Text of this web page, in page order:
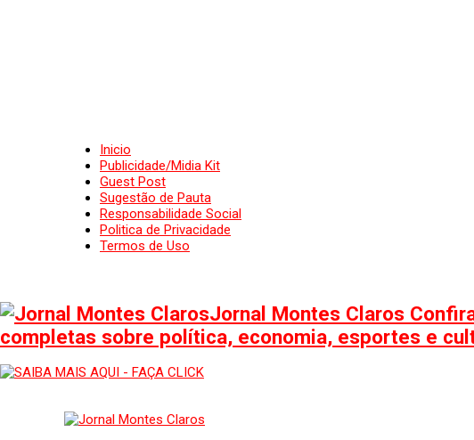
Inicio
Publicidade/Midia Kit
Guest Post
Sugestão de Pauta
Responsabilidade Social
Politica de Privacidade
Termos de Uso
Jornal Montes Claros
completas sobre política, economia, esportes e